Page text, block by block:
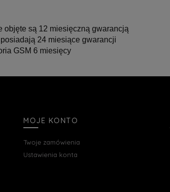
objęte są 12 miesięczną gwarancją
posiadają 24 miesiące gwarancji
GSM 6 miesięcy
MOJE KONTO
Twoje zamówienia
Ustawienia konta